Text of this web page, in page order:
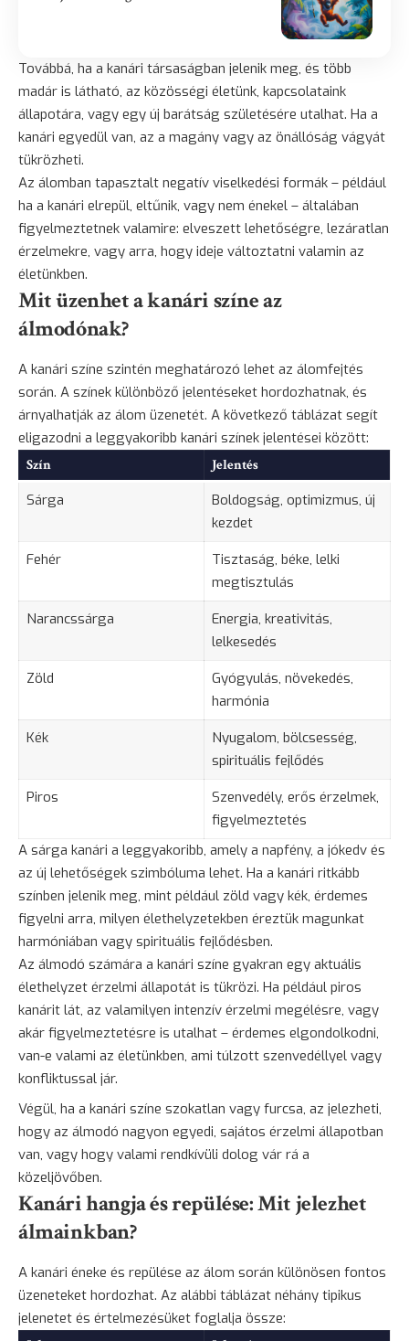
Továbbá, ha a kanári társaságban jelenik meg, és több
madár is látható, az közösségi életünk, kapcsolataink
állapotára, vagy egy új barátság születésére utalhat. Ha a
kanári egyedül van, az a magány vagy az önállóság vágyát
tükrözheti.
Az álomban tapasztalt negatív viselkedési formák – például
ha a kanári elrepül, eltűnik, vagy nem énekel – általában
figyelmeztetnek valamire: elveszett lehetőségre, lezáratlan
érzelmekre, vagy arra, hogy ideje változtatni valamin az
életünkben.
Mit üzenhet a kanári színe az
álmodónak?
A kanári színe szintén meghatározó lehet az álomfejtés
során. A színek különböző jelentéseket hordozhatnak, és
árnyalhatják az álom üzenetét. A következő táblázat segít
eligazodni a leggyakoribb kanári színek jelentései között:
Szín Jelentés
Sárga
Boldogság, optimizmus, új
kezdet
Fehér
Tisztaság, béke, lelki
megtisztulás
Narancssárga
Energia, kreativitás,
lelkesedés
Zöld
Gyógyulás, növekedés,
harmónia
Kék
Nyugalom, bölcsesség,
spirituális fejlődés
Piros
Szenvedély, erős érzelmek,
figyelmeztetés
A sárga kanári a leggyakoribb, amely a napfény, a jókedv és
az új lehetőségek szimbóluma lehet. Ha a kanári ritkább
színben jelenik meg, mint például zöld vagy kék, érdemes
figyelni arra, milyen élethelyzetekben éreztük magunkat
harmóniában vagy spirituális fejlődésben.
Az álmodó számára a kanári színe gyakran egy aktuális
élethelyzet érzelmi állapotát is tükrözi. Ha például piros
kanárit lát, az valamilyen intenzív érzelmi megélésre, vagy
akár figyelmeztetésre is utalhat – érdemes elgondolkodni,
van-e valami az életünkben, ami túlzott szenvedéllyel vagy
konfliktussal jár.
Végül, ha a kanári színe szokatlan vagy furcsa, az jelezheti,
hogy az álmodó nagyon egyedi, sajátos érzelmi állapotban
van, vagy hogy valami rendkívüli dolog vár rá a
közeljövőben.
Kanári hangja és repülése: Mit jelezhet
álmainkban?
A kanári éneke és repülése az álom során különösen fontos
üzeneteket hordozhat. Az alábbi táblázat néhány tipikus
jelenetet és értelmezésüket foglalja össze: